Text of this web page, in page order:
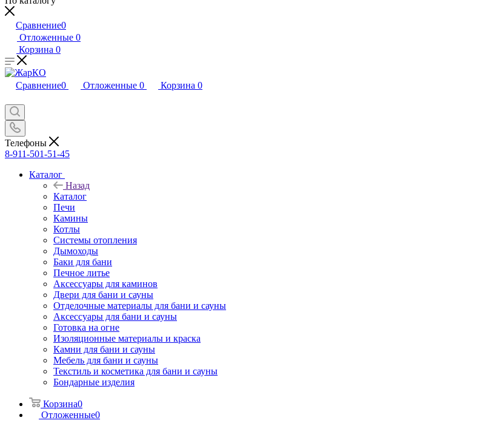
Сравнение0
Отложенные 0
Корзина 0
Сравнение0 Отложенные 0 Корзина 0
Телефоны
8-911-501-51-45
Каталог
Назад
Каталог
Печи
Камины
Котлы
Системы отопления
Дымоходы
Баки для бани
Печное литье
Аксессуары для каминов
Двери для бани и сауны
Отделочные материалы для бани и сауны
Аксессуары для бани и сауны
Готовка на огне
Изоляционные материалы и краска
Камни для бани и сауны
Мебель для бани и сауны
Текстиль и косметика для бани и сауны
Бондарные изделия
Корзина0
Отложенные0